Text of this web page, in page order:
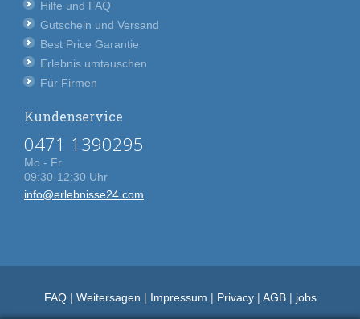
Hilfe und FAQ
Gutschein und Versand
Best Price Garantie
Erlebnis umtauschen
Für Firmen
Kundenservice
0471 1390295
Mo - Fr
09:30-12:30 Uhr
info@erlebnisse24.com
FAQ| Weitersagen | Impressum | Privacy| AGB| jobs